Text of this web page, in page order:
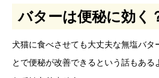
バターは便秘に効く
犬猫に食べさせても大丈夫な無塩バタ
とで便秘が改善できるという話もある